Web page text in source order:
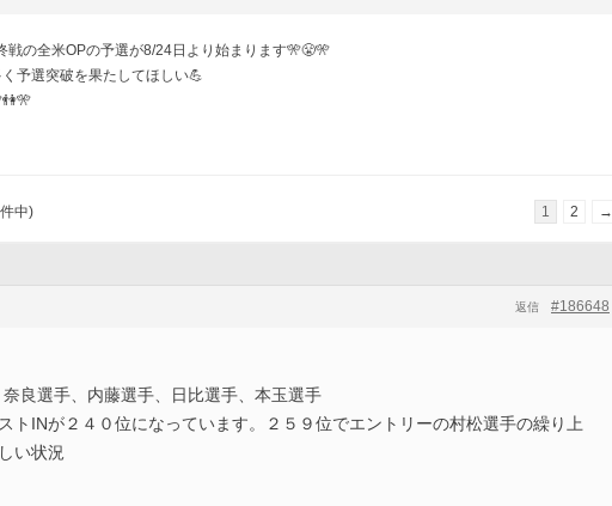
戦の全米OPの予選が8/24日より始まります🎌😤🎌
予選突破を果たしてほしい💪
中) 1 2 →
#186648
返信
良選手、内藤選手、日比選手、本玉選手
トINが２４０位になっています。２５９位でエントリーの村松選手の繰り上
い状況